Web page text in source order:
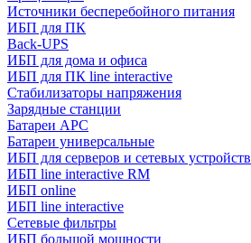
Источники бесперебойного питания
ИБП для ПК
Back-UPS
ИБП для дома и офиса
ИБП для ПК linе interactive
Стабилизаторы напряжения
Зарядные станции
Батареи APC
Батареи универсальные
ИБП для серверов и сетевых устройств
ИБП line interactive RM
ИБП online
ИБП linе interactive
Сетевые фильтры
ИБП большой мощности